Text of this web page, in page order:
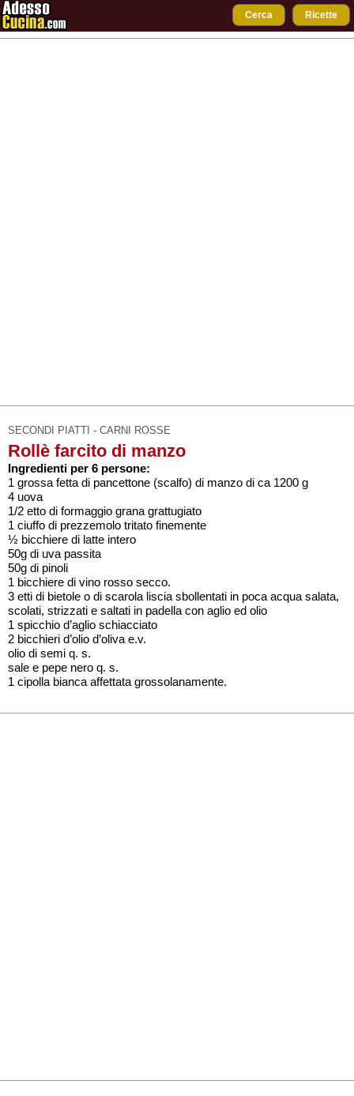
Cerca Ricette
SECONDI PIATTI - CARNI ROSSE
Rollè farcito di manzo
Ingredienti per 6 persone:
1 grossa fetta di pancettone (scalfo) di manzo di ca 1200 g
4 uova
1/2 etto di formaggio grana grattugiato
1 ciuffo di prezzemolo tritato finemente
½ bicchiere di latte intero
50g di uva passita
50g di pinoli
1 bicchiere di vino rosso secco.
3 etti di bietole o di scarola liscia sbollentati in poca acqua salata,
scolati, strizzati e saltati in padella con aglio ed olio
1 spicchio d’aglio schiacciato
2 bicchieri d’olio d’oliva e.v.
olio di semi q. s.
sale e pepe nero q. s.
1 cipolla bianca affettata grossolanamente.